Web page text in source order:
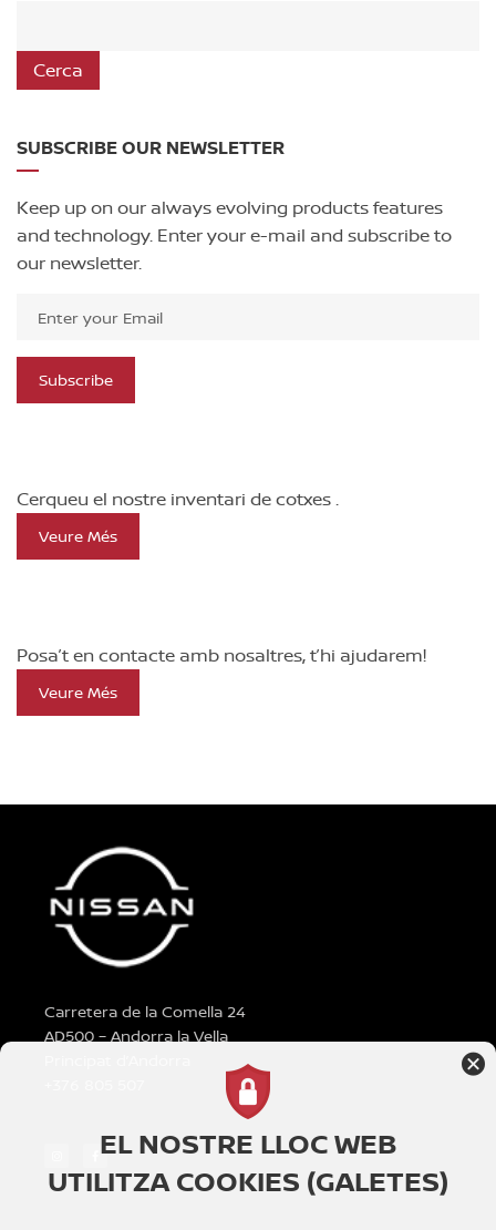
Cerca
SUBSCRIBE OUR NEWSLETTER
Keep up on our always evolving products features
and technology. Enter your e-mail and subscribe to
our newsletter.
Subscribe
Cerqueu el nostre inventari de cotxes .
Veure Més
Posa’t en contacte amb nosaltres, t’hi ajudarem!
Veure Més
Carretera de la Comella 24
AD500 – Andorra la Vella
EL NOSTRE LLOC WEB
UTILITZA COOKIES (GALETES)